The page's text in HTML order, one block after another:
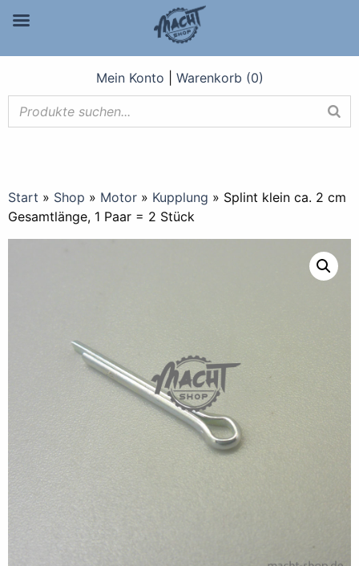
Mein Konto Warenkorb (0)
Start » Shop » Motor » Kupplung » Splint klein ca. 2 cm
Gesamtlänge, 1 Paar = 2 Stück